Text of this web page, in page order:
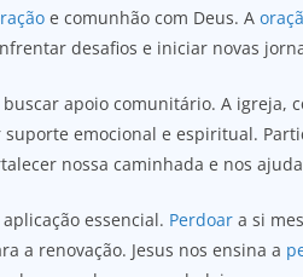
e comunhão com Deus. A
desafios e iniciar novas
apoio comunitário. A igreja,
emocional e espiritual.
nossa caminhada e nos
essencial. Perdoar a si
a renovação. Jesus nos ensina a